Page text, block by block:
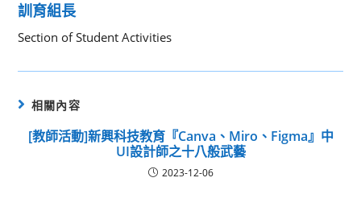
訓育組長
Section of Student Activities
相關內容
[教師活動]新興科技教育『Canva、Miro、Figma』中
UI設計師之十八般武藝
2023-12-06